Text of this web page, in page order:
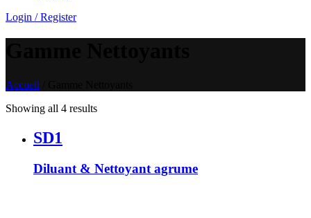
Login / Register
Accueil
Showing all 4 results
SD1
Diluant & Nettoyant agrume